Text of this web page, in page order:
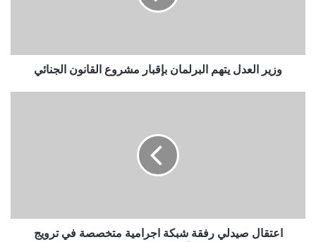
وزير العدل يتهم البرلمان بإقبار مشروع القانون الجنائي
اعتقال صيدلي رفقة شبكة اجرامية متخصصة في ترويج